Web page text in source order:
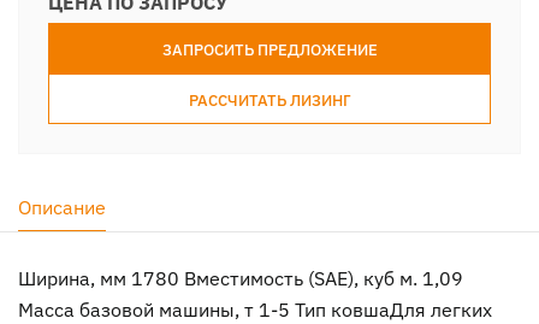
ЗАПРОСИТЬ ПРЕДЛОЖЕНИЕ
РАССЧИТАТЬ ЛИЗИНГ
Описание
Ширина, мм 1780 Вместимость (SAE), куб м. 1,09
Масса базовой машины, т 1-5 Тип ковшаДля легких